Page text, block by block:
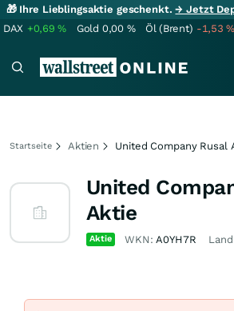
🎁 Ihre Lieblingsaktie geschenkt.→ Jetzt
DAX +0,69% Gold 0,00 % Öl (Brent) -1,53%
Startseite Aktien United Company Rusal
United
Aktie
Aktie WKN:A0YH7R Land